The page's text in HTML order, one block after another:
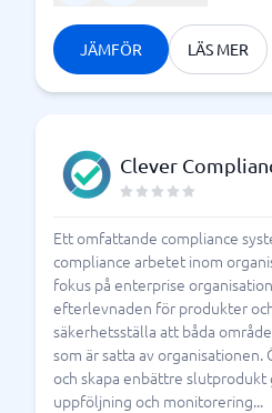
JÄMFÖR LÄS MER
Clever
Ett omfattande compliance
compliance arbetet inom
fokus på enterprise
efterlevnaden för produkter
säkerhetsställa att båda
som är satta av
och skapa enbättre
uppföljning och monitorering...